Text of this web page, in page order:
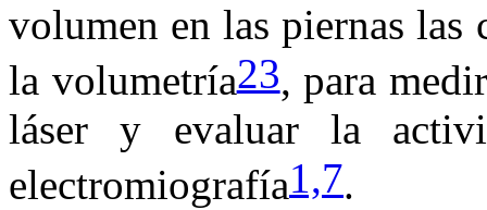
volumen en las piernas las
la volumetría23, para
láser y evaluar la
electromiografía1,7.